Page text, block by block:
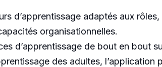
d’apprentissage adaptés aux
organisationnelles.
d’apprentissage de bout en bout
des adultes,